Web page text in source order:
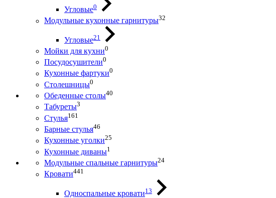
Угловые0
Модульные кухонные гарнитуры32
Угловые21
Мойки для кухни0
Посудосушители0
Кухонные фартуки0
Столешницы0
Обеденные столы40
Табуреты3
Стулья161
Барные стулья46
Кухонные уголки25
Кухонные диваны1
Модульные спальные гарнитуры24
Кровати441
Односпальные кровати13